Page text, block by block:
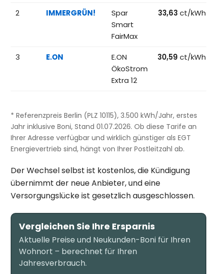
2 IMMERGRÜN!
Spar
Smart
FairMax
33,63 ct/kWh
3 E.ON
E.ON
ÖkoStrom
Extra 12
30,59 ct/kWh
* Referenzpreis Berlin (PLZ 10115), 3.500 kWh/Jahr, erstes
Jahr inklusive Boni, Stand 01.07.2026. Ob diese Tarife an
Ihrer Adresse verfügbar und wirklich günstiger als EGT
Energievertrieb sind, hängt von Ihrer Postleitzahl ab.
Der Wechsel selbst ist kostenlos, die Kündigung
übernimmt der neue Anbieter, und eine
Versorgungslücke ist gesetzlich ausgeschlossen.
Vergleichen Sie Ihre Ersparnis
Aktuelle Preise und Neukunden-Boni für Ihren
Wohnort – berechnet für Ihren
Jahresverbrauch.